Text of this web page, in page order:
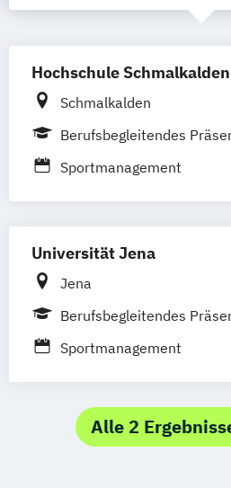
Hochschule Schmalkalden
Schmalkalden
Berufsbegleitendes
Sportmanagement
Universität Jena
Jena
Berufsbegleitendes
Sportmanagement
Alle 2